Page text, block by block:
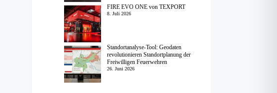
FIRE EVO ONE von TEXPORT
8. Juli 2026
Standortanalyse-Tool: Geodaten
revolutionieren Standortplanung der
Freiwilligen Feuerwehren
26. Juni 2026